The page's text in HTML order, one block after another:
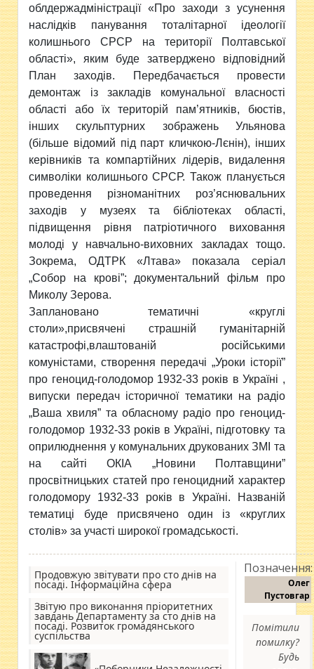
облдержадміністрації «Про заходи з усунення
наслідків панування тоталітарної ідеології
колишнього СРСР на території Полтавської
області», яким буде затверджено відповідний
План заходів. Передбачається провести
демонтаж із закладів комунальної власності
області або їх територій пам’ятників, бюстів,
інших скульптурних зображень Ульянова
(більше відомий під парт кличкою-Лєнін), інших
керівників та компартійних лідерів, видалення
символіки колишнього СРСР. Також планується
проведення різноманітних роз’яснювальних
заходів у музеях та бібліотеках області,
підвищення рівня патріотичного виховання
молоді у навчально-виховних закладах тощо.
Зокрема, ОДТРК «Лтава» показала серіал
„Собор на крові”; документальний фільм про
Миколу Зерова.
Заплановано тематичні «круглі
столи»,присвячені страшній гуманітарній
катастрофі,влаштованій російськими
комуністами, створення передачі „Уроки історії”
про геноцид-голодомор 1932-33 років в Україні ,
випуски передач історичної тематики на радіо
„Ваша хвиля” та обласному радіо про геноцид-
голодомор 1932-33 років в Україні, підготовку та
оприлюднення у комунальних друкованих ЗМІ та
на сайті ОКІА „Новини Полтавщини”
просвітницьких статей про геноцидний характер
голодомору 1932-33 років в Україні. Названій
тематиці буде присвячено один із «круглих
столів» за участі широкої громадськості.
Продовжую звітувати про сто днів на
посаді. Інформаційна сфера
Звітую про виконання пріоритетних
завдань Департаменту за сто днів на
посаді. Розвиток громадянського
суспільства
Позначення:
Олег
Пустовгар
Помітили
помилку?
Будь